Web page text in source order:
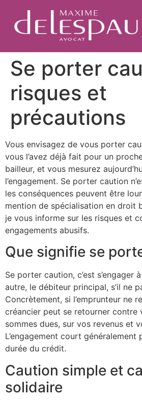
Se porter
risques et
précautions
Vous envisagez de vous porter
vous l’avez déjà fait pour un
bailleur, et vous mesurez
l’engagement. Se porter caution
les conséquences peuvent être
mention de spécialisation en droit
je vous informe sur les risques et
engagements abusifs.
Que signifie se
Se porter caution, c’est s’engager
autre, le débiteur principal, s’il ne
Concrètement, si l’emprunteur ne
créancier peut se retourner contre
sommes dues, sur vos revenus et
L’engagement court généralement
durée du crédit.
Caution simple et
solidaire